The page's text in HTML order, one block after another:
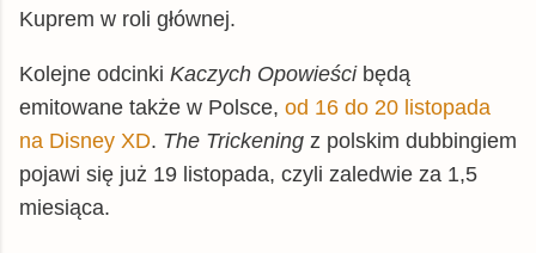
Kuprem w roli głównej.
Kolejne odcinki Kaczych Opowieści będą
emitowane także w Polsce, od 16 do 20 listopada
na Disney XD. The Trickening z polskim dubbingiem
pojawi się już 19 listopada, czyli zaledwie za 1,5
miesiąca.